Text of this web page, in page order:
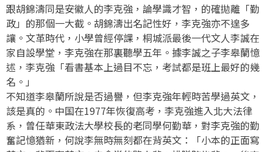
跟胡錦濤同是安徽人的李克強，論學識才智，的確拋離「勤
政」的那個一大截。胡錦濤出名記性好，李克強亦不遑多
讓。文革時代，小學曾經停課，桐城派最後一代文人李誠在
家自設學堂，李克強在那裏聽學五年。據李誠之子李皋蘭憶
述，李克強「看書基本上過目不忘，考試都是班上最好的幾
名。」
不知道李皋蘭所說是否過譽，但李克強年輕時苦學過英文，
該是真的。中国在1977年恢復高考，李克強進入北大法律
系，曾任華東政法大學校長的老同學何勤華，對李克強的勤
奮記憶猶新，何說李無時無刻都在背英文：「小本的正面寫